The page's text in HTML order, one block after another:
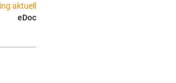
aktuell
eDoc